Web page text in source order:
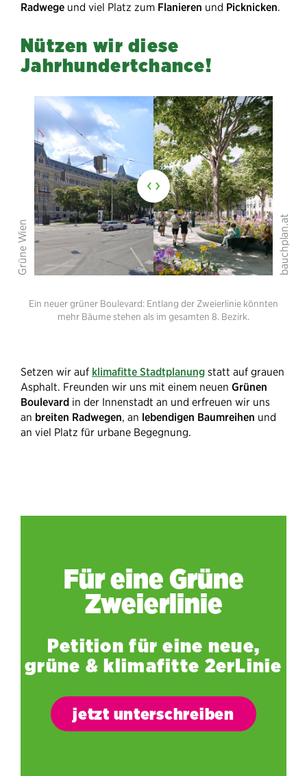
Radwege und viel Platz zum Flanieren und Picknicken.
Nützen wir diese
Jahrhundertchance!
Ein neuer grüner Boulevard: Entlang der Zweierlinie könnten
mehr Bäume stehen als im gesamten 8. Bezirk.
Setzen wir auf klimafitte Stadtplanung statt auf grauen
Asphalt. Freunden wir uns mit einem neuen Grünen
Boulevard in der Innenstadt an und erfreuen wir uns
an breiten Radwegen, an lebendigen Baumreihen und
an viel Platz für urbane Begegnung.
Für eine Grüne
Zweierlinie
Petition für eine neue,
grüne & klimafitte 2erLinie
jetzt unterschreiben